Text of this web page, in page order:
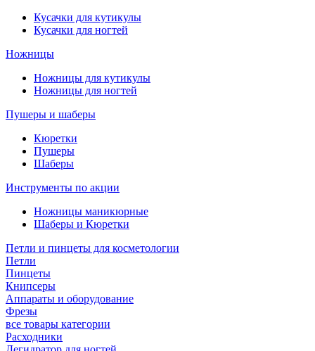
Кусачки для кутикулы
Кусачки для ногтей
Ножницы
Ножницы для кутикулы
Ножницы для ногтей
Пушеры и шаберы
Кюретки
Пушеры
Шаберы
Инструменты по акции
Ножницы маникюрные
Шаберы и Кюретки
Петли и пинцеты для косметологии
Петли
Пинцеты
Книпсеры
Аппараты и оборудование
Фрезы
все товары категории
Расходники